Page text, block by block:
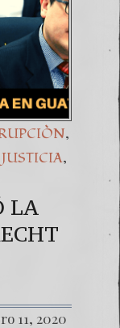
,
JUSTICIA,
LA
11, 2020